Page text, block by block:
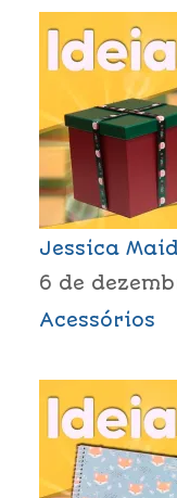
Jessica
6 de
Acessórios